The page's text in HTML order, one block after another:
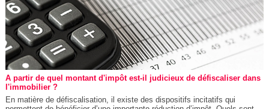
A partir de quel montant d'impôt est-il judicieux de défiscaliser dans
l'immobilier ?
En matière de défiscalisation, il existe des dispositifs incitatifs qui